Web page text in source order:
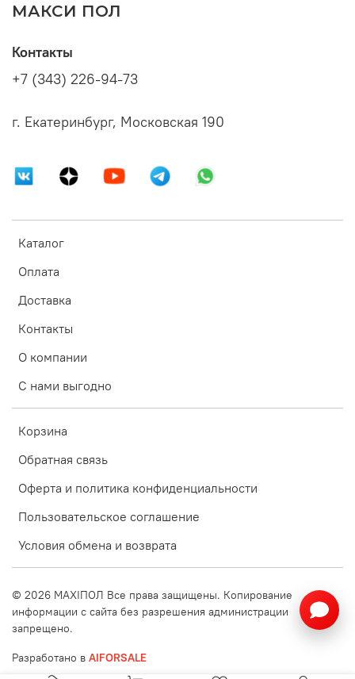
МАКСИ ПОЛ
Каталог
Оплата
Доставка
Контакты
О компании
С нами выгодно
Корзина
Обратная связь
Оферта и политика конфиденциальности
Пользовательское соглашение
Условия обмена и возврата
Контакты
+7 (343) 226-94-73
г. Екатеринбург, Московская 190
© 2026 MAXIПОЛ Все права защищены. Копирование
информации с сайта без разрешения администрации
запрещено.
Разработано в AIFORSALE